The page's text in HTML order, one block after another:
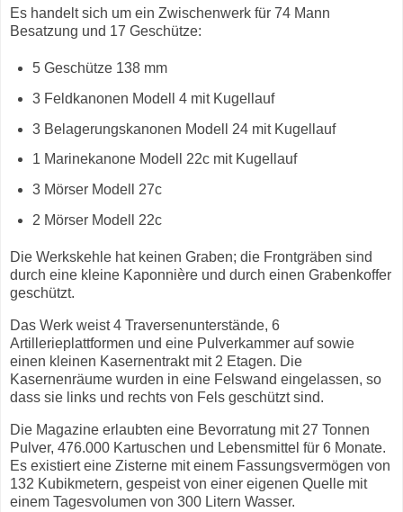
Es handelt sich um ein Zwischenwerk für 74 Mann
Besatzung und 17 Geschütze:
5 Geschütze 138 mm
3 Feldkanonen Modell 4 mit Kugellauf
3 Belagerungskanonen Modell 24 mit Kugellauf
1 Marinekanone Modell 22c mit Kugellauf
3 Mörser Modell 27c
2 Mörser Modell 22c
Die Werkskehle hat keinen Graben; die Frontgräben sind
durch eine kleine Kaponnière und durch einen Grabenkoffer
geschützt.
Das Werk weist 4 Traversenunterstände, 6
Artillerieplattformen und eine Pulverkammer auf sowie
einen kleinen Kasernentrakt mit 2 Etagen. Die
Kasernenräume wurden in eine Felswand eingelassen, so
dass sie links und rechts von Fels geschützt sind.
Die Magazine erlaubten eine Bevorratung mit 27 Tonnen
Pulver, 476.000 Kartuschen und Lebensmittel für 6 Monate.
Es existiert eine Zisterne mit einem Fassungsvermögen von
132 Kubikmetern, gespeist von einer eigenen Quelle mit
einem Tagesvolumen von 300 Litern Wasser.